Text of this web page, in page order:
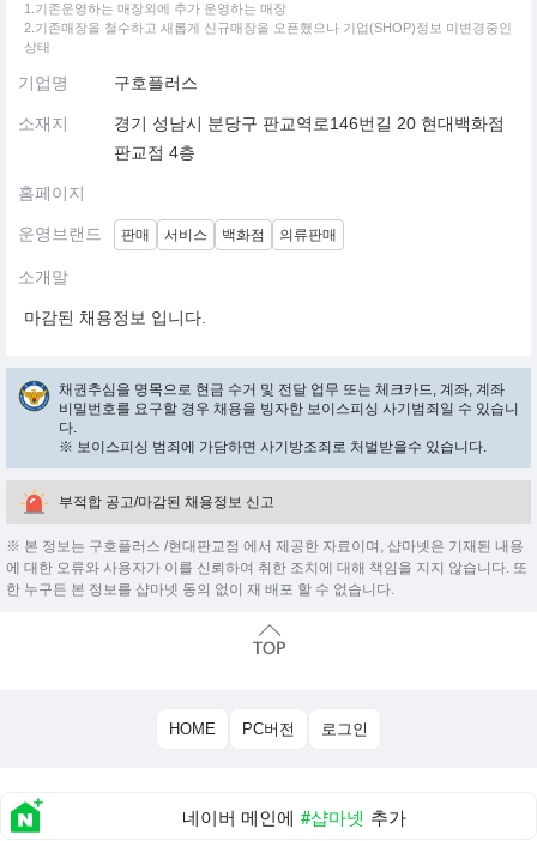
1.기존운영하는 매장외에 추가 운영하는 매장
2.기존매장을 철수하고 새롭게 신규매장을 오픈했으나 기업(SHOP)정보 미변경중인
상태
기업명 구호플러스
소재지
경기 성남시 분당구 판교역로146번길 20 현대백화점
판교점 4층
홈페이지
운영브랜드 판매 서비스 백화점 의류판매
소개말
마감된 채용정보 입니다.
채권추심을 명목으로 현금 수거 및 전달 업무 또는 체크카드, 계좌, 계좌
비밀번호를 요구할 경우 채용을 빙자한 보이스피싱 사기범죄일 수 있습니
다.
※ 보이스피싱 범죄에 가담하면 사기방조죄로 처벌받을수 있습니다.
부적합 공고/마감된 채용정보 신고
※ 본 정보는 구호플러스 /현대판교점 에서 제공한 자료이며, 샵마넷은 기재된 내용
에 대한 오류와 사용자가 이를 신뢰하여 취한 조치에 대해 책임을 지지 않습니다. 또
한 누구든 본 정보를 샵마넷 동의 없이 재 배포 할 수 없습니다.
HOME PC버전 로그인
네이버 메인에 #샵마넷 추가